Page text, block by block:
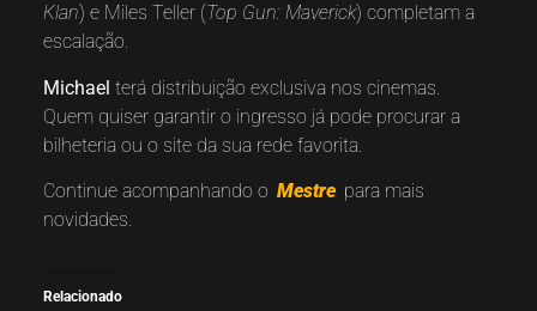
Klan) e Miles Teller (Top Gun: Maverick) completam a
escalação.
Michael terá distribuição exclusiva nos cinemas.
Quem quiser garantir o ingresso já pode procurar a
bilheteria ou o site da sua rede favorita.
Continue acompanhando o Mestre para mais
novidades.
Relacionado